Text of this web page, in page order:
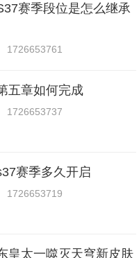
就是收集了一些有意思的拳击游
赛季段位是怎么继承
1726653761
五章如何完成
1726653737
赛季多久开启
1726653719
皇太一噬灭天穹新皮肤